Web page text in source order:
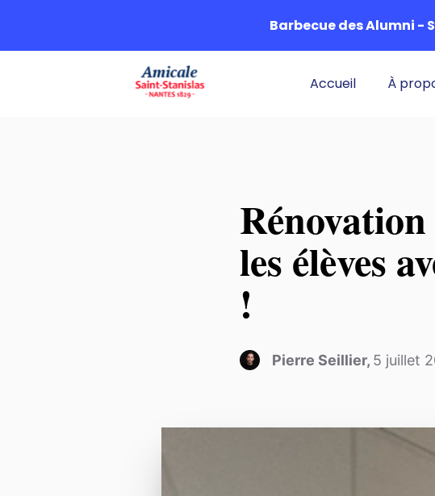
Barbecue des Alumni -
Accueil À
les élèves
!
Pierre Seillier, 5 juillet